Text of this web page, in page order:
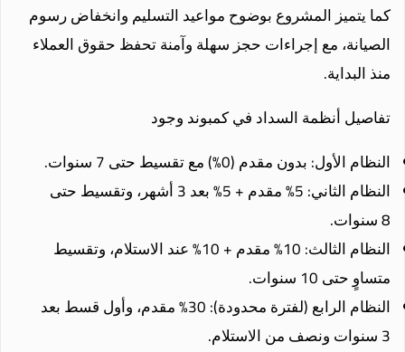
كما يتميز المشروع بوضوح مواعيد التسليم وانخفاض رسوم
الصيانة، مع إجراءات حجز سهلة وآمنة تحفظ حقوق العملاء
منذ البداية.
تفاصيل أنظمة السداد في كمبوند وجود
النظام الأول: بدون مقدم (0%) مع تقسيط حتى 7 سنوات.
النظام الثاني: 5% مقدم + 5% بعد 3 أشهر، وتقسيط حتى
8 سنوات.
النظام الثالث: 10% مقدم + 10% عند الاستلام، وتقسيط
متساوٍ حتى 10 سنوات.
النظام الرابع (لفترة محدودة): 30% مقدم، وأول قسط بعد
3 سنوات ونصف من الاستلام.